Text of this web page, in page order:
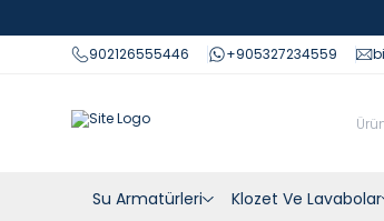
902126555446
+905327234559
Su Armatürleri Klozet Ve Lavabolar